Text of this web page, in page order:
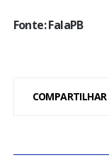
Fonte: FalaPB
COMPARTILHAR